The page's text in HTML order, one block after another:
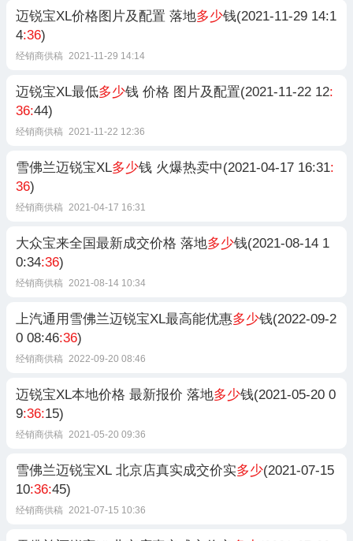
迈锐宝XL价格图片及配置 落地多少钱(2021-11-29 14:1
4:36)
经销商供稿 2021-11-29 14:14
迈锐宝XL最低多少钱 价格 图片及配置(2021-11-22 12:
36:44)
经销商供稿 2021-11-22 12:36
雪佛兰迈锐宝XL多少钱 火爆热卖中(2021-04-17 16:31:
36)
经销商供稿 2021-04-17 16:31
大众宝来全国最新成交价格 落地多少钱(2021-08-14 1
0:34:36)
经销商供稿 2021-08-14 10:34
上汽通用雪佛兰迈锐宝XL最高能优惠多少钱(2022-09-2
0 08:46:36)
经销商供稿 2022-09-20 08:46
迈锐宝XL本地价格 最新报价 落地多少钱(2021-05-20 0
9:36:15)
经销商供稿 2021-05-20 09:36
雪佛兰迈锐宝XL 北京店真实成交价实多少(2021-07-15
10:36:45)
经销商供稿 2021-07-15 10:36